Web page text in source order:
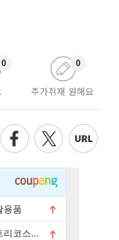
0
추가취재 원해요
0